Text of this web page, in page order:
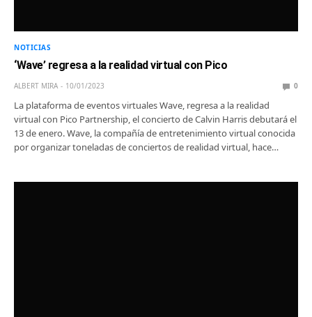
NOTICIAS
‘Wave’ regresa a la realidad virtual con Pico
ALBERT MIRA 10/01/2023 0
La plataforma de eventos virtuales Wave, regresa a la realidad
virtual con Pico Partnership, el concierto de Calvin Harris debutará el
13 de enero. Wave, la compañía de entretenimiento virtual conocida
por organizar toneladas de conciertos de realidad virtual, hace…